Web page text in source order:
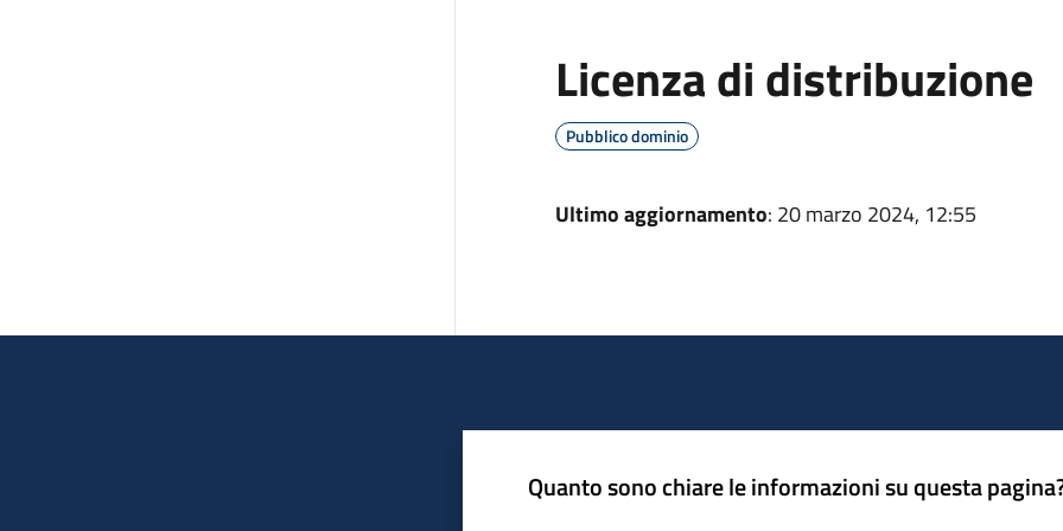
Licenza di distribuzione
Pubblico dominio
Ultimo aggiornamento: 20 marzo 2024, 12:55
Quanto sono chiare le informazioni su questa